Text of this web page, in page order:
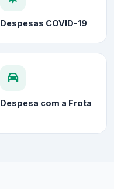
Despesas COVID-19
Despesa com a Frota